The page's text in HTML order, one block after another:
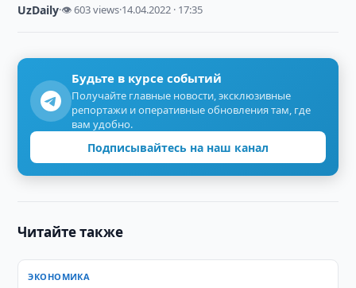
UzDaily·👁 603 views·14.04.2022 · 17:35
Будьте в курсе событий
Получайте главные новости, эксклюзивные
репортажи и оперативные обновления там, где
вам удобно.
Подписывайтесь на наш канал
Читайте также
ЭКОНОМИКА